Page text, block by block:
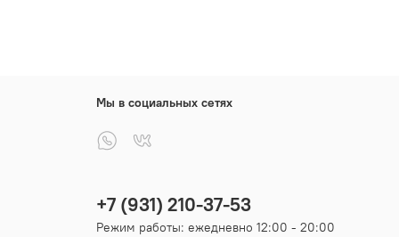
Мы в социальных сетях
+7 (931) 210-37-53
Режим работы: ежедневно 12:00 - 20:00